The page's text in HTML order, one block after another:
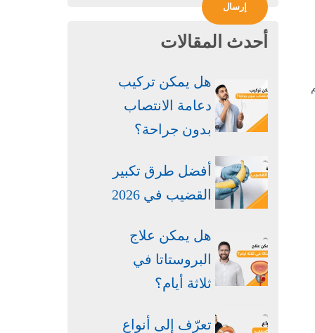
أحدث المقالات
هل يمكن تركيب
دعامة الانتصاب
بدون جراحة​؟
أفضل طرق تكبير
القضيب في 2026
هل يمكن علاج
البروستاتا في
ثلاثة أيام؟
تعرّف إلى أنواع